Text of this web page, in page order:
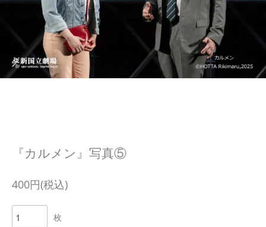
『カルメン』写真⑤
400円(税込)
枚